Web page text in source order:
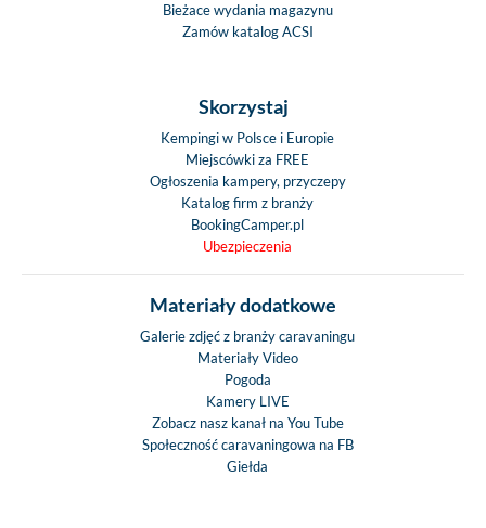
Bieżace wydania magazynu
Zamów katalog ACSI
Skorzystaj
Kempingi w Polsce i Europie
Miejscówki za FREE
Ogłoszenia kampery, przyczepy
Katalog firm z branży
BookingCamper.pl
Ubezpieczenia
Materiały dodatkowe
Galerie zdjęć z branży caravaningu
Materiały Video
Pogoda
Kamery LIVE
Zobacz nasz kanał na You Tube
Społeczność caravaningowa na FB
Giełda